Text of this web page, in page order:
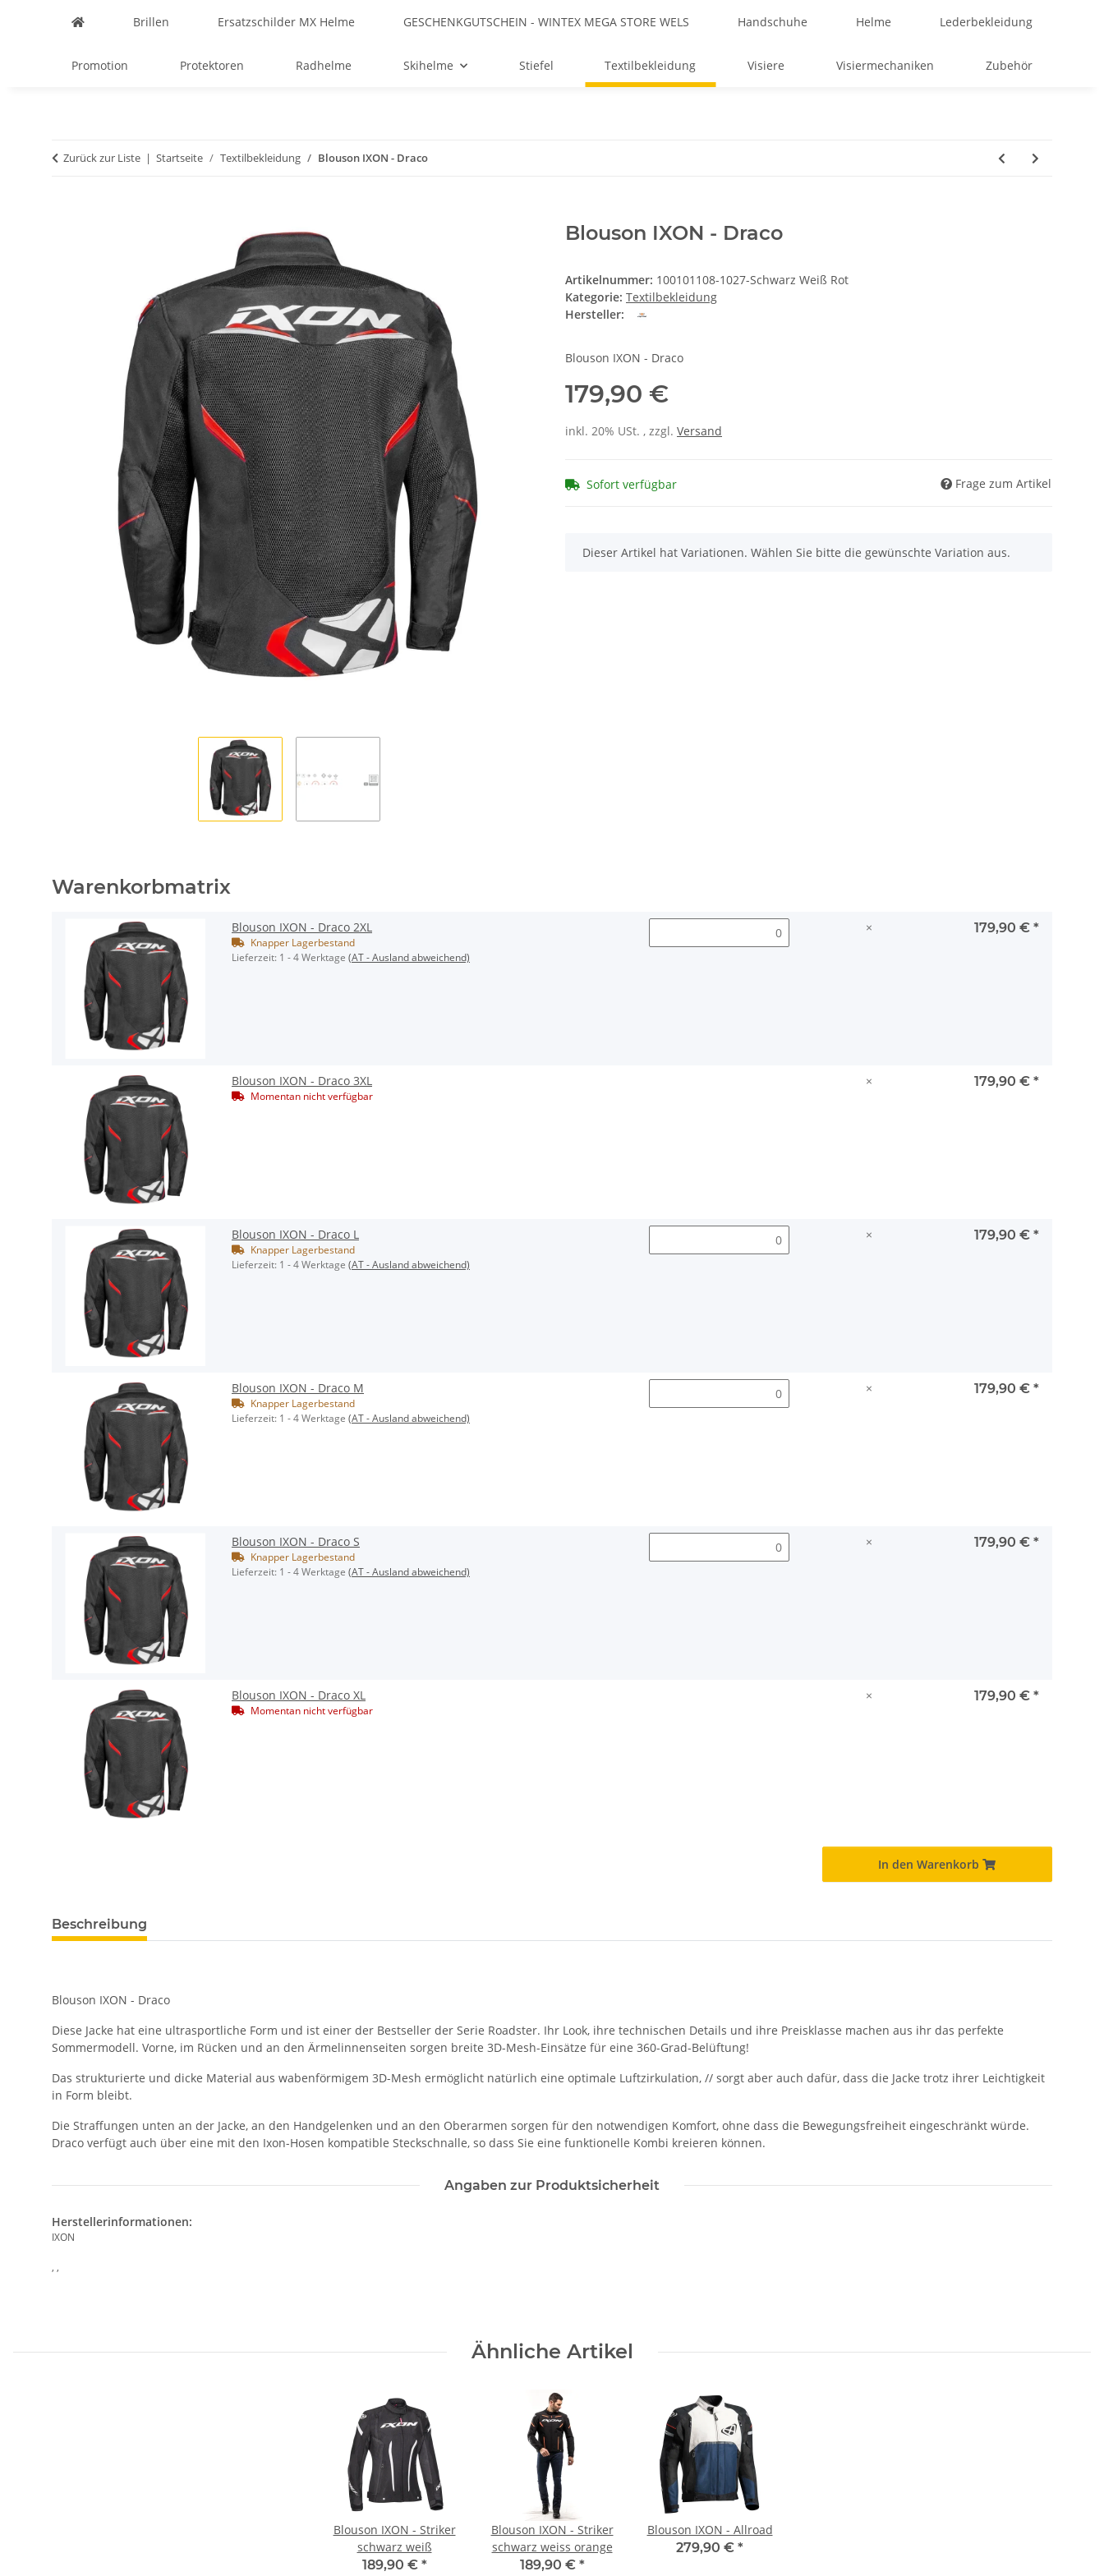
Brillen Ersatzschilder MX Helme GESCHENKGUTSCHEIN - WINTEX MEGA STORE WELS Handschuhe Helme Lederbekleidung
Promotion Protektoren Radhelme Skihelme Stiefel Textilbekleidung Visiere Visiermechaniken Zubehör
Zurück zur Liste Startseite Textilbekleidung Blouson IXON - Draco
Blouson IXON - Draco
Artikelnummer: 100101108-1027-Schwarz Weiß Rot
Kategorie: Textilbekleidung
Hersteller:
Blouson IXON - Draco
179,90 €
inkl. 20% USt. , zzgl. Versand
Sofort verfügbar Frage zum Artikel
x
Dieser Artikel hat Variationen. Wählen Sie bitte die gewünschte Variation aus.
Warenkorbmatrix
Blouson IXON - Draco 2XL
Knapper Lagerbestand
Lieferzeit: 1 - 4 Werktage (AT - Ausland abweichend)
× 179,90 € *
Blouson IXON - Draco 3XL
Momentan nicht verfügbar
× 179,90 € *
Blouson IXON - Draco L
Knapper Lagerbestand
Lieferzeit: 1 - 4 Werktage (AT - Ausland abweichend)
× 179,90 € *
Blouson IXON - Draco M
Knapper Lagerbestand
Lieferzeit: 1 - 4 Werktage (AT - Ausland abweichend)
× 179,90 € *
Blouson IXON - Draco S
Knapper Lagerbestand
Lieferzeit: 1 - 4 Werktage (AT - Ausland abweichend)
× 179,90 € *
Blouson IXON - Draco XL
Momentan nicht verfügbar
× 179,90 € *
In den Warenkorb
Beschreibung
Blouson IXON - Draco
Diese Jacke hat eine ultrasportliche Form und ist einer der Bestseller der Serie Roadster. Ihr Look, ihre technischen Details und ihre Preisklasse machen aus ihr das perfekte
Sommermodell. Vorne, im Rücken und an den Ärmelinnenseiten sorgen breite 3D-Mesh-Einsätze für eine 360-Grad-Belüftung!
Das strukturierte und dicke Material aus wabenförmigem 3D-Mesh ermöglicht natürlich eine optimale Luftzirkulation, // sorgt aber auch dafür, dass die Jacke trotz ihrer Leichtigkeit
in Form bleibt.
Die Straffungen unten an der Jacke, an den Handgelenken und an den Oberarmen sorgen für den notwendigen Komfort, ohne dass die Bewegungsfreiheit eingeschränkt würde.
Draco verfügt auch über eine mit den Ixon-Hosen kompatible Steckschnalle, so dass Sie eine funktionelle Kombi kreieren können.
Angaben zur Produktsicherheit
Herstellerinformationen:
IXON
, ,
Ähnliche Artikel
Blouson IXON - Striker
schwarz weiß
189,90 € *
Blouson IXON - Striker
schwarz weiss orange
189,90 € *
Blouson IXON - Allroad
279,90 € *